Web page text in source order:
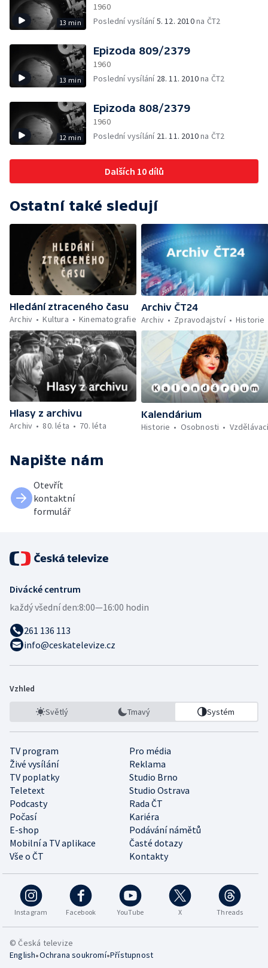
13 min
1960
Poslední vysílání5. 12. 2010na ČT2
13 min
Epizoda 809/2379
1960
Poslední vysílání 28. 11. 2010na ČT2
12 min
Epizoda 808/2379
1960
Poslední vysílání 21. 11. 2010na ČT2
Dalších 10 dílů
Ostatní také sledují
Hledání ztraceného času
Archiv
Kultura Kinematografie
Archiv ČT24
Archiv
Zpravodajství Historie
Hlasy z archivu
Archiv
80. léta 70. léta
Kalendárium
Historie
Osobnosti
Napište nám
Otevřít
kontaktní
formulář
Divácké centrum
každý všední den:8:00—16:00 hodin
261 136 113
info@ceskatelevize.cz
Vzhled
Světlý Tmavý Systém
TV program
Pro média
Živé vysílání
Reklama
TV poplatky
Studio Brno
Teletext
Studio Ostrava
Podcasty
Rada ČT
Počasí
Kariéra
E-shop
Podávání námětů
Mobilní a TV aplikace
Časté dotazy
Vše o ČT
Kontakty
Instagram Facebook YouTube X Threads
© Česká televize
English•Ochrana soukromí•Přístupnost